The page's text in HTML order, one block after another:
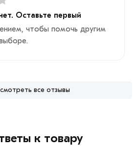
Оставьте первый
чтобы помочь другим
все отзывы
к товару